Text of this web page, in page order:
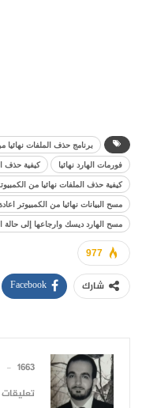
برنامج حذف الملفات نهائيا
فورمات الهارد نهائيا
كيفية حذف
كيفية حذف الملفات نهائيا من
مسح البيانات نهائيا من الكمبيوتر
مسح الهارد ديسك وارجاعها إلى حالة
977
شارك Facebook
1663 المشاركات
تعليقات